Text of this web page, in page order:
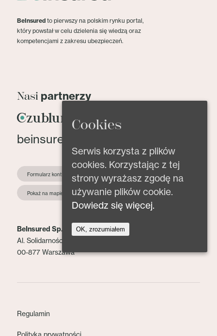
BeInsured to pierwszy na polskim rynku portal,
który powstał w celu dzielenia się wiedzą oraz
kompetencjami z zakresu ubezpieczeń.
Nasi partnerzy
beinsured@beinsured.pl
Formularz kontaktowy
Pokaż na mapie
BeInsured Sp. z o.o.
Al. Solidarności 153 lok. 2
00-877 Warszawa
Regulamin
Cookies
Serwis korzysta z plików
cookies. Korzystając z tej
strony wyrażasz zgodę na
używanie plików cookie.
Dowiedz się więcej.
OK, zrozumiałem